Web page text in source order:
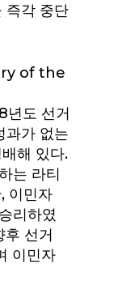
즉각 중단
of the
도 선거
과가 없는
해 있다.
는 라티
이민자
리하였
후 선거
이민자